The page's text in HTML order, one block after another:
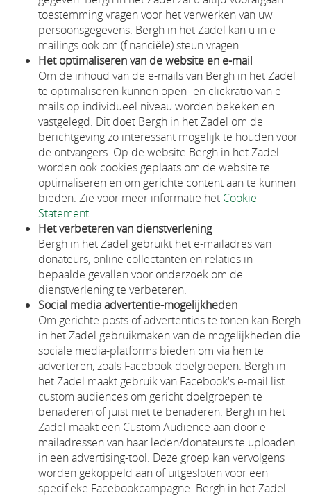
toestemming vragen voor het verwerken van uw
persoonsgegevens. Bergh in het Zadel kan u in e-
mailings ook om (financiële) steun vragen.
Het optimaliseren van de website en e-mail
Om de inhoud van de e-mails van Bergh in het Zadel
te optimaliseren kunnen open- en clickratio van e-
mails op individueel niveau worden bekeken en
vastgelegd. Dit doet Bergh in het Zadel om de
berichtgeving zo interessant mogelijk te houden voor
de ontvangers. Op de website Bergh in het Zadel
worden ook cookies geplaats om de website te
optimaliseren en om gerichte content aan te kunnen
bieden. Zie voor meer informatie het Cookie
Statement.
Het verbeteren van dienstverlening
Bergh in het Zadel gebruikt het e-mailadres van
donateurs, online collectanten en relaties in
bepaalde gevallen voor onderzoek om de
dienstverlening te verbeteren.
Social media advertentie-mogelijkheden
Om gerichte posts of advertenties te tonen kan Bergh
in het Zadel gebruikmaken van de mogelijkheden die
sociale media-platforms bieden om via hen te
adverteren, zoals Facebook doelgroepen. Bergh in
het Zadel maakt gebruik van Facebook's e-mail list
custom audiences om gericht doelgroepen te
benaderen of juist niet te benaderen. Bergh in het
Zadel maakt een Custom Audience aan door e-
mailadressen van haar leden/donateurs te uploaden
in een advertising-tool. Deze groep kan vervolgens
worden gekoppeld aan of uitgesloten voor een
specifieke Facebookcampagne. Bergh in het Zadel